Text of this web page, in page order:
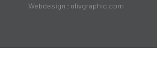
Webdesign : olivgraphic.com